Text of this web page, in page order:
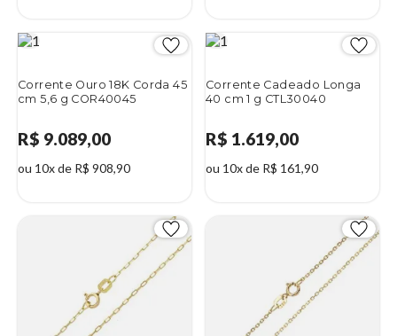
Corrente Ouro 18K Corda 45
cm 5,6 g COR40045
R$ 9.089,00
ou 10x de R$ 908,90
Corrente Cadeado Longa
40 cm 1 g CTL30040
R$ 1.619,00
ou 10x de R$ 161,90